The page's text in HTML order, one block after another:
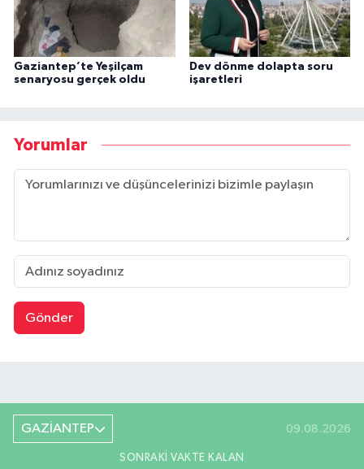
Gaziantep’te Yeşilçam
senaryosu gerçek oldu
Dev dönme dolapta soru
işaretleri
Yorumlar
Gönder
GAZİANTEP 09.08.2026
SONRAKI VAKTE KALAN